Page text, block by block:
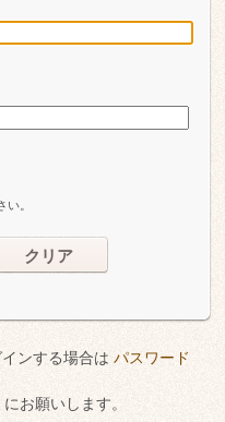
。
クリア
ンする場合は パスワード
にお願いします。